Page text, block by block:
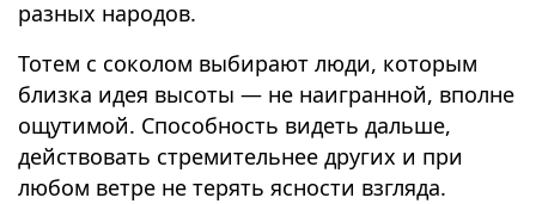
разных народов.
Тотем с соколом выбирают люди, которым
близка идея высоты — не наигранной, вполне
ощутимой. Способность видеть дальше,
действовать стремительнее других и при
любом ветре не терять ясности взгляда.